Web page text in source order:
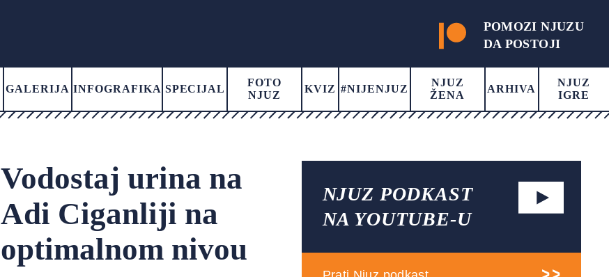
POMOZI NJUZU
DA POSTOJI
GALERIJA INFOGRAFIKA SPECIJAL
FOTO
NJUZ
KVIZ #NIJENJUZ
NJUZ
ŽENA
ARHIVA
NJUZ
IGRE
Vodostaj urina na
Adi Ciganliji na
optimalnom nivou
NJUZ PODKAST
NA YOUTUBE-U